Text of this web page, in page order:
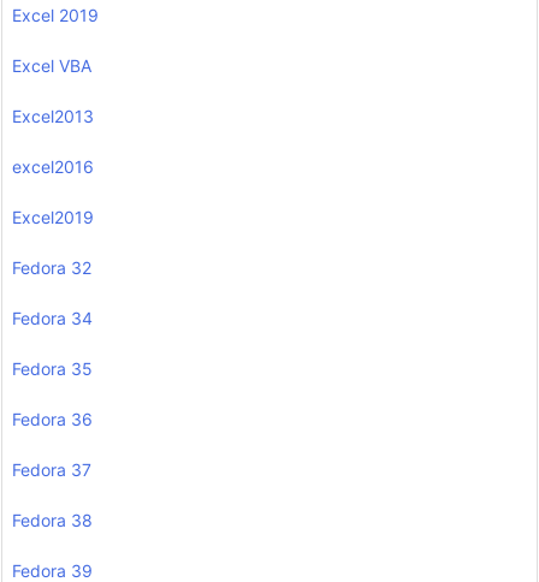
Excel 2019
Excel VBA
Excel2013
excel2016
Excel2019
Fedora 32
Fedora 34
Fedora 35
Fedora 36
Fedora 37
Fedora 38
Fedora 39